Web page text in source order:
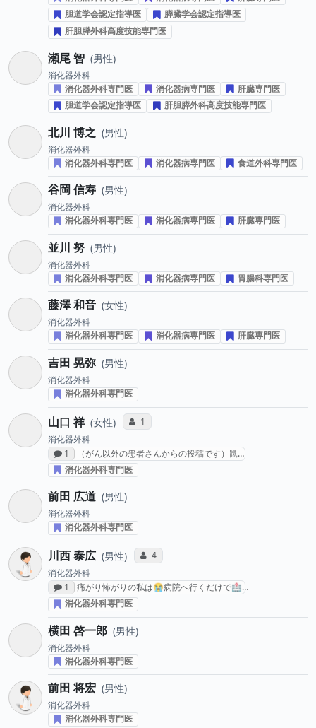
胆道学会認定指導医
膵臓学会認定指導医
肝胆膵外科高度技能専門医
瀬尾 智 男性
消化器外科
消化器外科専門医
消化器病専門医
肝臓専門医
胆道学会認定指導医
肝胆膵外科高度技能専門医
北川 博之 男性
消化器外科
消化器外科専門医
消化器病専門医 食道外科専門医
谷岡 信寿 男性
消化器外科
消化器外科専門医
消化器病専門医 肝臓専門医
並川 努 男性
消化器外科
消化器外科専門医
消化器病専門医 胃腸科専門医
藤澤 和音 女性
消化器外科
消化器外科専門医
消化器病専門医 肝臓専門医
吉田 晃弥 男性
消化器外科
消化器外科専門医
山口 祥 女性 コミュニケーション・タイプ投票数
1
消化器外科
感想投稿数
1
（がん以外の患者さんからの投稿です）鼠…
消化器外科専門医
前田 広道 男性
消化器外科
消化器外科専門医
川西 泰広 男性 コミュニケーション・タイプ投票数
4
消化器外科
感想投稿数
1
痛がり怖がりの私は😭病院へ行くだけで🏥…
消化器外科専門医
横田 啓一郎 男性
消化器外科
消化器外科専門医
前田 将宏 男性
消化器外科
消化器外科専門医